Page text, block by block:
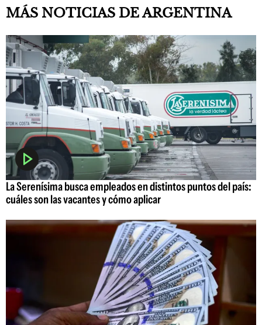
MÁS NOTICIAS DE ARGENTINA
La Serenísima busca empleados en distintos puntos del país:
cuáles son las vacantes y cómo aplicar